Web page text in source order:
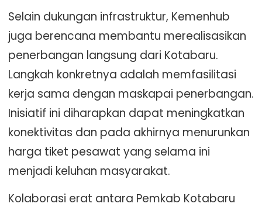
Selain dukungan infrastruktur, Kemenhub
juga berencana membantu merealisasikan
penerbangan langsung dari Kotabaru.
Langkah konkretnya adalah memfasilitasi
kerja sama dengan maskapai penerbangan.
Inisiatif ini diharapkan dapat meningkatkan
konektivitas dan pada akhirnya menurunkan
harga tiket pesawat yang selama ini
menjadi keluhan masyarakat.
Kolaborasi erat antara Pemkab Kotabaru